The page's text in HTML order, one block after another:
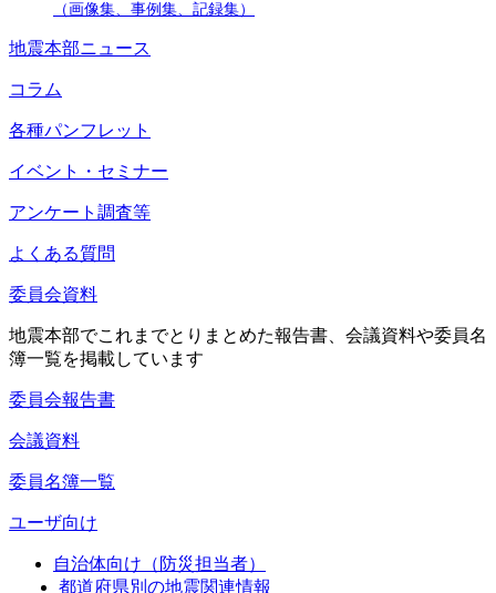
（画像集、事例集、記録集）
地震本部ニュース
コラム
各種パンフレット
イベント・セミナー
アンケート調査等
よくある質問
委員会資料
地震本部でこれまでとりまとめた報告書、会議資料や委員名
簿一覧を掲載しています
委員会報告書
会議資料
委員名簿一覧
ユーザ向け
自治体向け（防災担当者）
都道府県別の地震関連情報